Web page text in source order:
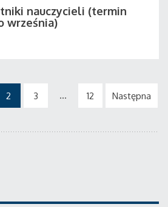
nauczycieli (termin
września)
2 3 ... 12 Następna